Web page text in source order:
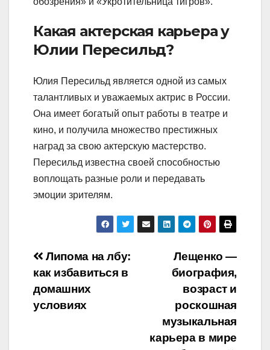
Какая актерская карьера у
Юлии Пересильд?
Юлия Пересильд является одной из самых
талантливых и уважаемых актрис в России.
Она имеет богатый опыт работы в театре и
кино, и получила множество престижных
наград за свою актерскую мастерство.
Пересильд известна своей способностью
воплощать разные роли и передавать
эмоции зрителям.
Навигация
по
записям
Лещенко —
биография,
возраст и
роскошная
музыкальная
карьера в мире
Липома на лбу:
как избавиться в
домашних
условиях